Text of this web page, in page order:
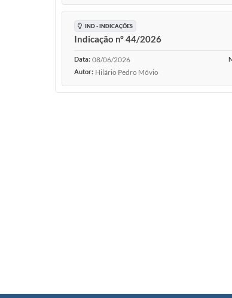
IND - INDICAÇÕES
Indicação nº 44/2026
Data: 08/06/2026
Autor: Hilário Pedro Móvio